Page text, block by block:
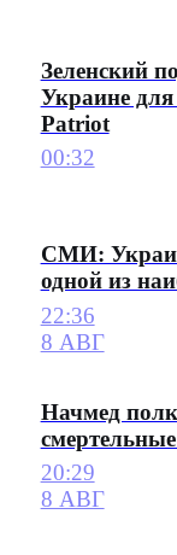
Зеленский
Украине для
Patriot
00:32
СМИ:
одной из
22:36
8 АВГ
Начмед
20:29
8 АВГ